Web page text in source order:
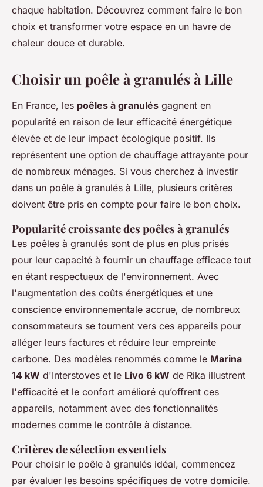
chaque habitation. Découvrez comment faire le bon
choix et transformer votre espace en un havre de
chaleur douce et durable.
Choisir un poêle à granulés à Lille
En France, les poêles à granulés gagnent en
popularité en raison de leur efficacité énergétique
élevée et de leur impact écologique positif. Ils
représentent une option de chauffage attrayante pour
de nombreux ménages. Si vous cherchez à investir
dans un poêle à granulés à Lille, plusieurs critères
doivent être pris en compte pour faire le bon choix.
Popularité croissante des poêles à granulés
Les poêles à granulés sont de plus en plus prisés
pour leur capacité à fournir un chauffage efficace tout
en étant respectueux de l'environnement. Avec
l'augmentation des coûts énergétiques et une
conscience environnementale accrue, de nombreux
consommateurs se tournent vers ces appareils pour
alléger leurs factures et réduire leur empreinte
carbone. Des modèles renommés comme le Marina
14 kW d'Interstoves et le Livo 6 kW de Rika illustrent
l'efficacité et le confort amélioré qu’offrent ces
appareils, notamment avec des fonctionnalités
modernes comme le contrôle à distance.
Critères de sélection essentiels
Pour choisir le poêle à granulés idéal, commencez
par évaluer les besoins spécifiques de votre domicile.